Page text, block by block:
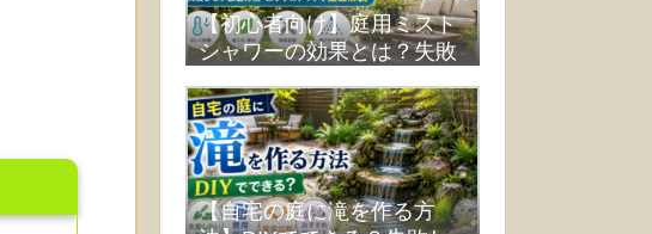
【初心者向け】庭用ミスト
シャワーの効果とは？失敗
タイプを徹底解説
【自宅の庭に滝を作る方